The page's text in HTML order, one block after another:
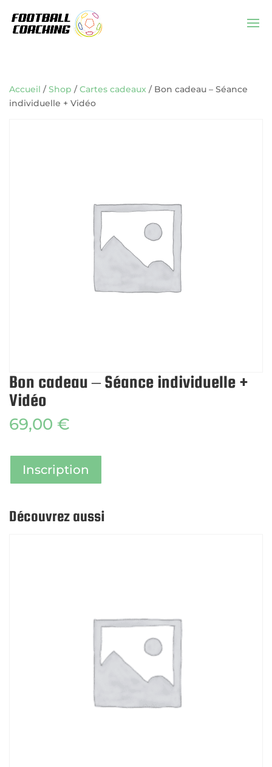
Accueil /Shop /Cartes cadeaux / Bon cadeau – Séance
individuelle + Vidéo
Bon cadeau – Séance individuelle +
Vidéo
69,00 €
Inscription
Découvrez aussi